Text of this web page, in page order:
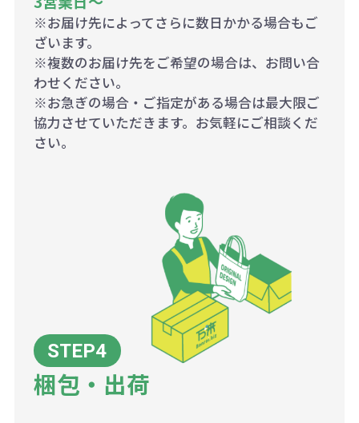
※お届け先によってさらに数日かかる場合もご
ざいます。
※複数のお届け先をご希望の場合は、お問い合
わせください。
※お急ぎの場合・ご指定がある場合は最大限ご
協力させていただきます。お気軽にご相談くだ
さい。
梱包・出荷